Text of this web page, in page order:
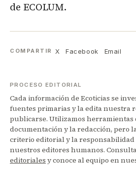
de ECOLUM.
COMPARTIR X Facebook Email
PROCESO EDITORIAL
Cada información de Ecoticias se
fuentes primarias y la edita nuestra
publicarse. Utilizamos herramientas
documentación y la redacción, pero
criterio editorial y la
nuestros editores humanos.
editoriales y conoce al equipo en